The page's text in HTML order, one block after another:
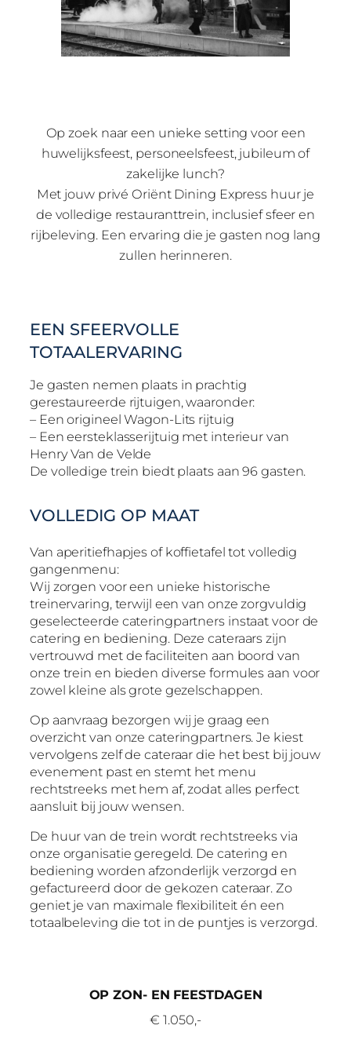
Op zoek naar een unieke setting voor een
huwelijksfeest, personeelsfeest, jubileum of
zakelijke lunch?
Met jouw privé Oriënt Dining Express huur je
de volledige restauranttrein, inclusief sfeer en
rijbeleving. Een ervaring die je gasten nog lang
zullen herinneren.
EEN SFEERVOLLE
TOTAALERVARING
Je gasten nemen plaats in prachtig
gerestaureerde rijtuigen, waaronder:
– Een origineel Wagon-Lits rijtuig
– Een eersteklasserijtuig met interieur van
Henry Van de Velde
De volledige trein biedt plaats aan 96 gasten.
VOLLEDIG OP MAAT
Van aperitiefhapjes of koffietafel tot volledig
gangenmenu:
Wij zorgen voor een unieke historische
treinervaring, terwijl een van onze zorgvuldig
geselecteerde cateringpartners instaat voor de
catering en bediening. Deze cateraars zijn
vertrouwd met de faciliteiten aan boord van
onze trein en bieden diverse formules aan voor
zowel kleine als grote gezelschappen.
Op aanvraag bezorgen wij je graag een
overzicht van onze cateringpartners. Je kiest
vervolgens zelf de cateraar die het best bij jouw
evenement past en stemt het menu
rechtstreeks met hem af, zodat alles perfect
aansluit bij jouw wensen.
De huur van de trein wordt rechtstreeks via
onze organisatie geregeld. De catering en
bediening worden afzonderlijk verzorgd en
gefactureerd door de gekozen cateraar. Zo
geniet je van maximale flexibiliteit én een
totaalbeleving die tot in de puntjes is verzorgd.
OP ZON- EN FEESTDAGEN
€ 1.050,-